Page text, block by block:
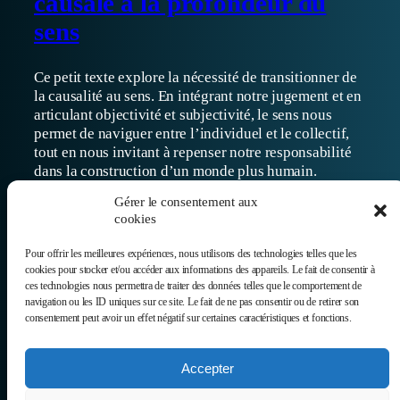
Gérer le consentement aux
cookies
Pour offrir les meilleures expériences, nous utilisons des technologies telles que les
cookies pour stocker et/ou accéder aux informations des appareils. Le fait de consentir à
ces technologies nous permettra de traiter des données telles que le comportement de
navigation ou les ID uniques sur ce site. Le fait de ne pas consentir ou de retirer son
consentement peut avoir un effet négatif sur certaines caractéristiques et fonctions.
Accepter
sens
Ce petit texte explore la nécessité de transitionner de
la causalité au sens. En intégrant notre jugement et en
articulant objectivité et subjectivité, le sens nous
permet de naviguer entre l’individuel et le collectif,
tout en nous invitant à repenser notre responsabilité
dans la construction d’un monde plus humain.
Donnez voix à ce
qui divise,
Donnez relief à
Newsletter
S’abonne